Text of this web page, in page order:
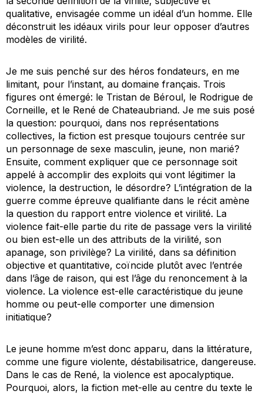
qualitative, envisagée comme un idéal d’un homme. Elle
déconstruit les idéaux virils pour leur opposer d’autres
modèles de virilité.
Je me suis penché sur des héros fondateurs, en me
limitant, pour l’instant, au domaine français. Trois
figures ont émergé: le Tristan de Béroul, le Rodrigue de
Corneille, et le René de Chateaubriand. Je me suis posé
la question: pourquoi, dans nos représentations
collectives, la fiction est presque toujours centrée sur
un personnage de sexe masculin, jeune, non marié?
Ensuite, comment expliquer que ce personnage soit
appelé à accomplir des exploits qui vont légitimer la
violence, la destruction, le désordre? L’intégration de la
guerre comme épreuve qualifiante dans le récit amène
la question du rapport entre violence et virilité. La
violence fait-elle partie du rite de passage vers la virilité
ou bien est-elle un des attributs de la virilité, son
apanage, son privilège? La virilité, dans sa définition
objective et quantitative, coïncide plutôt avec l’entrée
dans l’âge de raison, qui est l’âge du renoncement à la
violence. La violence est-elle caractéristique du jeune
homme ou peut-elle comporter une dimension
initiatique?
Le jeune homme m’est donc apparu, dans la littérature,
comme une figure violente, déstabilisatrice, dangereuse.
Dans le cas de René, la violence est apocalyptique.
Pourquoi, alors, la fiction met-elle au centre du texte le